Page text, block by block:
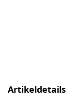
Artikeldetails